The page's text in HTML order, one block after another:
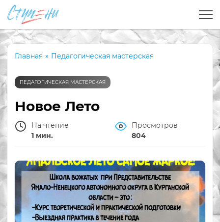
Главная » Педагогическая мастерская
ПЕДАГОГИЧЕСКАЯ МАСТЕРСКАЯ
Новое Лето
На чтение
1 мин.
Просмотров
804